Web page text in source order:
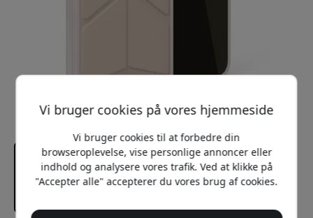
Vi bruger cookies på vores hjemmeside
Vi bruger cookies til at forbedre din
browseroplevelse, vise personlige annoncer eller
indhold og analysere vores trafik. Ved at klikke på
"Accepter alle" accepterer du vores brug af cookies.